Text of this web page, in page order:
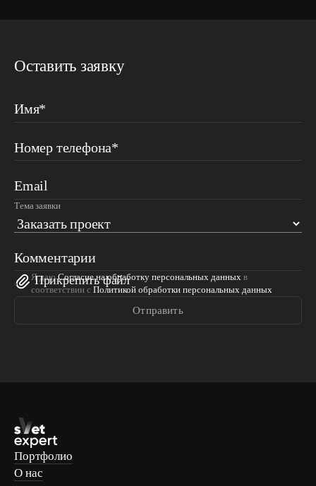
Оставить заявку
Имя*
Номер телефона*
Email
Тема заявки
Комментарии
Прикрепить файл
Отправить
Я даюСогласие на обработку персональных данных в
соответствии с Политикой обработки персональных данных
Портфолио
О нас